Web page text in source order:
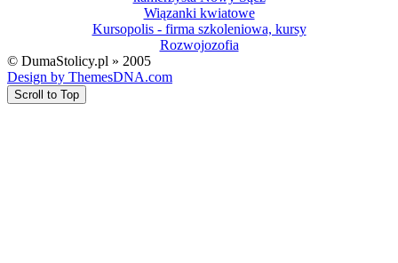
Wiązanki kwiatowe
Kursopolis - firma szkoleniowa, kursy
Rozwojozofia
© DumaStolicy.pl » 2005
Design by ThemesDNA.com
Scroll to Top